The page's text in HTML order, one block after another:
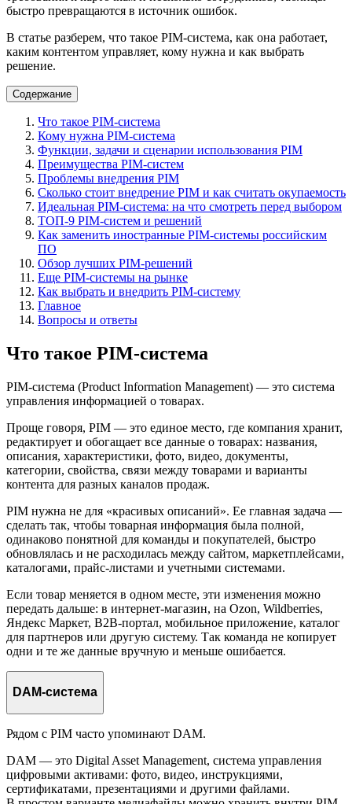
быстро превращаются в источник ошибок.
В статье разберем, что такое PIM-система, как она работает,
каким контентом управляет, кому нужна и как выбрать
решение.
Содержание
Что такое PIM-система
Кому нужна PIM-система
Функции, задачи и сценарии использования PIM
Преимущества PIM-систем
Проблемы внедрения PIM
Сколько стоит внедрение PIM и как считать окупаемость
Идеальная PIM-система: на что смотреть перед выбором
ТОП-9 PIM-систем и решений
Как заменить иностранные PIM-системы российским
ПО
Обзор лучших PIM-решений
Еще PIM-системы на рынке
Как выбрать и внедрить PIM-систему
Главное
Вопросы и ответы
Что такое PIM-система
PIM-система (Product Information Management) — это система
управления информацией о товарах.
Проще говоря, PIM — это единое место, где компания хранит,
редактирует и обогащает все данные о товарах: названия,
описания, характеристики, фото, видео, документы,
категории, свойства, связи между товарами и варианты
контента для разных каналов продаж.
PIM нужна не для «красивых описаний». Ее главная задача —
сделать так, чтобы товарная информация была полной,
одинаково понятной для команды и покупателей, быстро
обновлялась и не расходилась между сайтом, маркетплейсами,
каталогами, прайс-листами и учетными системами.
Если товар меняется в одном месте, эти изменения можно
передать дальше: в интернет-магазин, на Ozon, Wildberries,
Яндекс Маркет, B2B-портал, мобильное приложение, каталог
для партнеров или другую систему. Так команда не копирует
одни и те же данные вручную и меньше ошибается.
DAM-система
Рядом с PIM часто упоминают DAM.
DAM — это Digital Asset Management, система управления
цифровыми активами: фото, видео, инструкциями,
сертификатами, презентациями и другими файлами.